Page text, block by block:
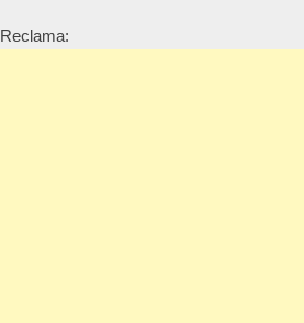
Reclama: